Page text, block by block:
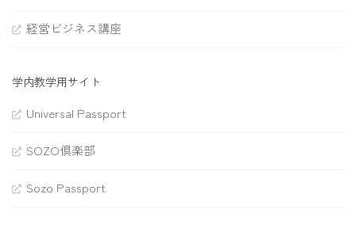
経営ビジネス講座
学内教学用サイト
Universal Passport
SOZO倶楽部
Sozo Passport